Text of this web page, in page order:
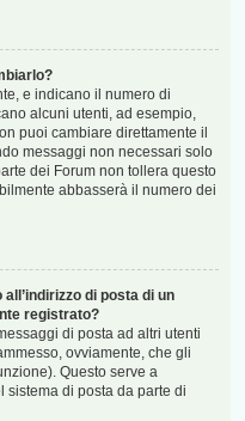
e indicano il numero di
alcuni utenti, ad esempio,
puoi cambiare direttamente il
messaggi non necessari solo
dei Forum non tollera questo
abbasserà il numero dei
di posta di un
registrato?
di posta ad altri utenti
ovviamente, che gli
Questo serve a
sistema di posta da parte di